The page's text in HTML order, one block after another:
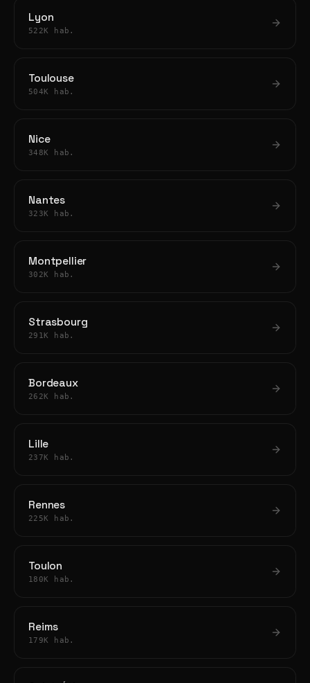
Lyon
522K hab.
Toulouse
504K hab.
Nice
348K hab.
Nantes
323K hab.
Montpellier
302K hab.
Strasbourg
291K hab.
Bordeaux
262K hab.
Lille
237K hab.
Rennes
225K hab.
Toulon
180K hab.
Reims
179K hab.